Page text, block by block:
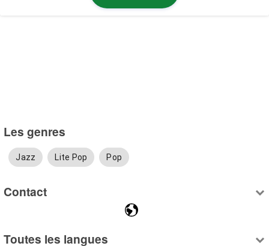
Les genres
Jazz Lite Pop Pop
Contact
Toutes les langues